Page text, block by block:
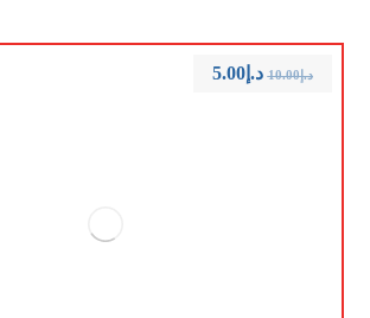
د.إ10.00 د.إ5.00